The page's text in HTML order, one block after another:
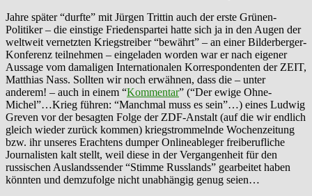
Jahre später “durfte” mit Jürgen Trittin auch der erste Grünen-
Politiker – die einstige Friedenspartei hatte sich ja in den Augen der
weltweit vernetzten Kriegstreiber “bewährt” – an einer Bilderberger-
Konferenz teilnehmen – eingeladen worden war er nach eigener
Aussage vom damaligen Internationalen Korrespondenten der ZEIT,
Matthias Nass. Sollten wir noch erwähnen, dass die – unter
anderem! – auch in einem “Kommentar” (“Der ewige Ohne-
Michel”…Krieg führen: “Manchmal muss es sein”…) eines Ludwig
Greven vor der besagten Folge der ZDF-Anstalt (auf die wir endlich
gleich wieder zurück kommen) kriegstrommelnde Wochenzeitung
bzw. ihr unseres Erachtens dumper Onlineableger freiberufliche
Journalisten kalt stellt, weil diese in der Vergangenheit für den
russischen Auslandssender “Stimme Russlands” gearbeitet haben
könnten und demzufolge nicht unabhängig genug seien…